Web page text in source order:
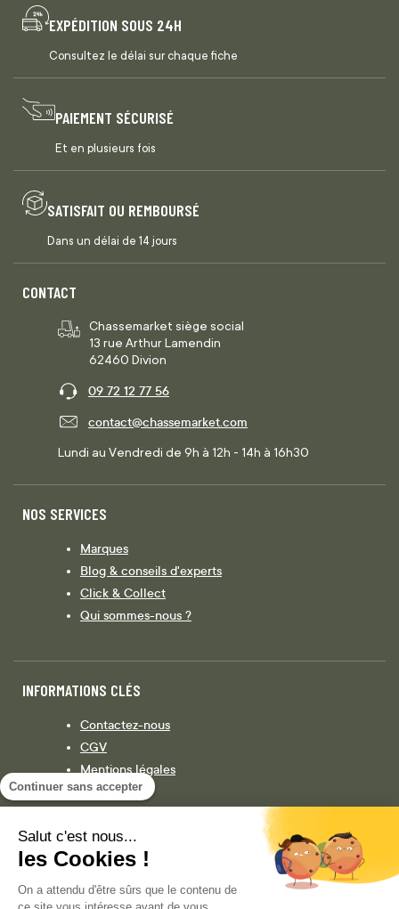
Continuer sans accepter
Salut c'est nous...
les Cookies !
On a attendu d'être sûrs que le contenu de
ce site vous intéresse avant de vous
EXPÉDITION SOUS 24H
Consultez le délai sur chaque fiche
PAIEMENT SÉCURISÉ
Et en plusieurs fois
SATISFAIT OU REMBOURSÉ
Dans un délai de 14 jours
CONTACT
Chassemarket siège social
13 rue Arthur Lamendin
62460 Divion
09 72 12 77 56
contact@chassemarket.com
Lundi au Vendredi de 9h à 12h - 14h à 16h30
NOS SERVICES
Marques
Blog & conseils d'experts
Click & Collect
Qui sommes-nous ?
INFORMATIONS CLÉS
Contactez-nous
CGV
Mentions légales
Législation
Facebook Instagram